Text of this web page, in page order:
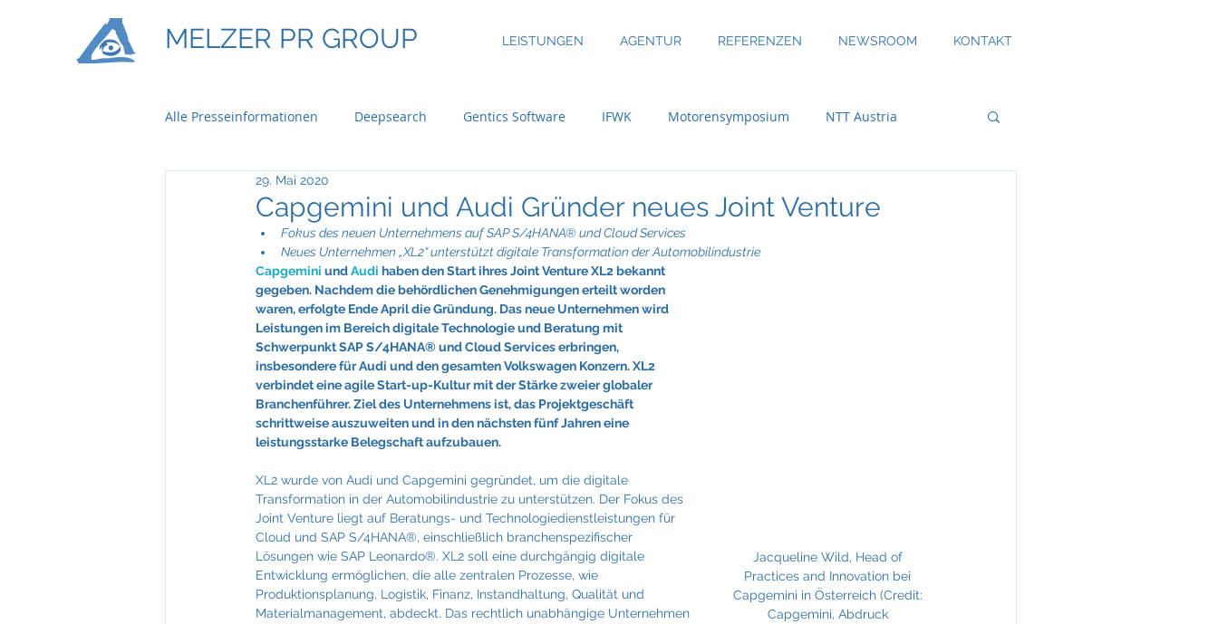
MELZER PR GROUP LEISTUNGEN AGENTUR REFERENZEN NEWSROOM KONTAKT
Alle Presseinformationen Deepsearch Gentics Software IFWK Motorensymposium NTT Austria
Ontime Logistics
Bau & Boden Immobilien Bauer Group Bossard BRP-Rotax Bundesinitiative eMobility
Braun Lockenhaus Capgemini CBRE Global Investors Chefsache
Feuerkultur Wieser FIABCI Fraunhofer Frigologo GGW Gruber
NTT Data
Capgemini und Audi Gründer neues Joint Venture
29. Mai 2020
Fokus des neuen Unternehmens auf SAP S/4HANA® und Cloud Services
Neues Unternehmen „XL2“ unterstützt digitale Transformation der Automobilindustrie
Jacqueline Wild, Head of
Practices and Innovation bei
Capgemini in Österreich (Credit:
Capgemini, Abdruck
Capgemini und Audi haben den Start ihres Joint Venture XL2 bekannt
gegeben. Nachdem die behördlichen Genehmigungen erteilt worden
waren, erfolgte Ende April die Gründung. Das neue Unternehmen wird
Leistungen im Bereich digitale Technologie und Beratung mit
Schwerpunkt SAP S/4HANA® und Cloud Services erbringen,
insbesondere für Audi und den gesamten Volkswagen Konzern. XL2
verbindet eine agile Start-up-Kultur mit der Stärke zweier globaler
Branchenführer. Ziel des Unternehmens ist, das Projektgeschäft
schrittweise auszuweiten und in den nächsten fünf Jahren eine
leistungsstarke Belegschaft aufzubauen.
XL2 wurde von Audi und Capgemini gegründet, um die digitale
Transformation in der Automobilindustrie zu unterstützen. Der Fokus des
Joint Venture liegt auf Beratungs- und Technologiedienstleistungen für
Cloud und SAP S/4HANA®, einschließlich branchenspezifischer
Lösungen wie SAP Leonardo®. XL2 soll eine durchgängig digitale
Entwicklung ermöglichen, die alle zentralen Prozesse, wie
Produktionsplanung, Logistik, Finanz, Instandhaltung, Qualität und
Materialmanagement, abdeckt. Das rechtlich unabhängige Unternehmen